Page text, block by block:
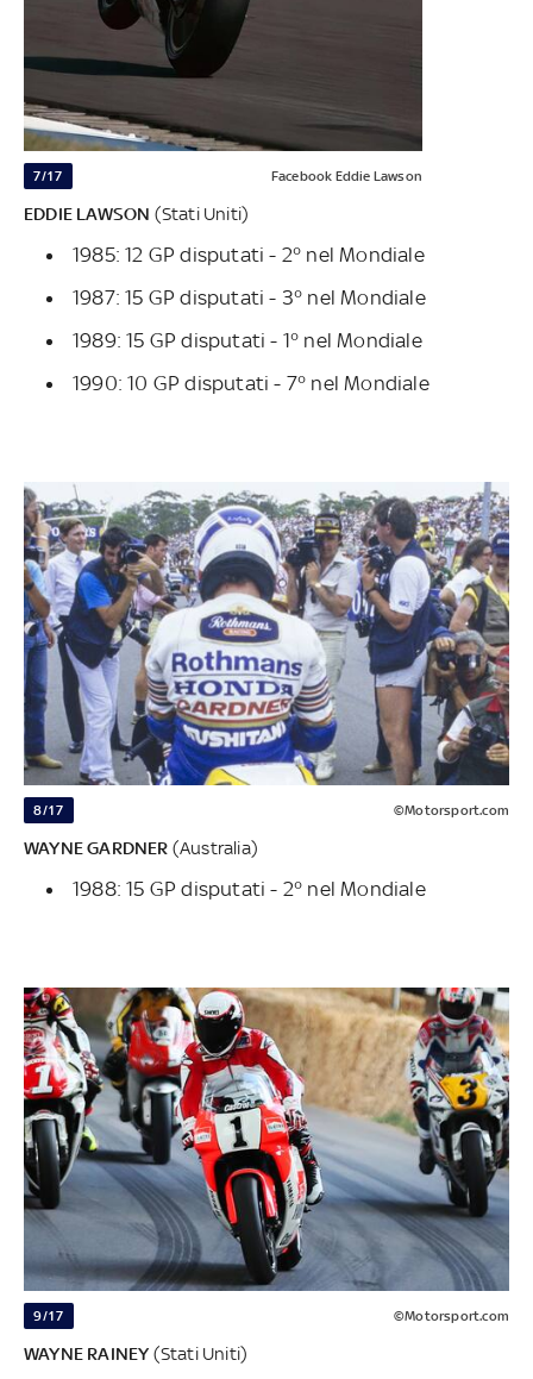
7/17 Facebook Eddie Lawson
EDDIE LAWSON (Stati Uniti)
1985: 12 GP disputati - 2° nel Mondiale
1987: 15 GP disputati - 3° nel Mondiale
1989: 15 GP disputati - 1° nel Mondiale
1990: 10 GP disputati - 7° nel Mondiale
8/17 ©Motorsport.com
WAYNE GARDNER (Australia)
1988: 15 GP disputati - 2° nel Mondiale
9/17 ©Motorsport.com
WAYNE RAINEY (Stati Uniti)